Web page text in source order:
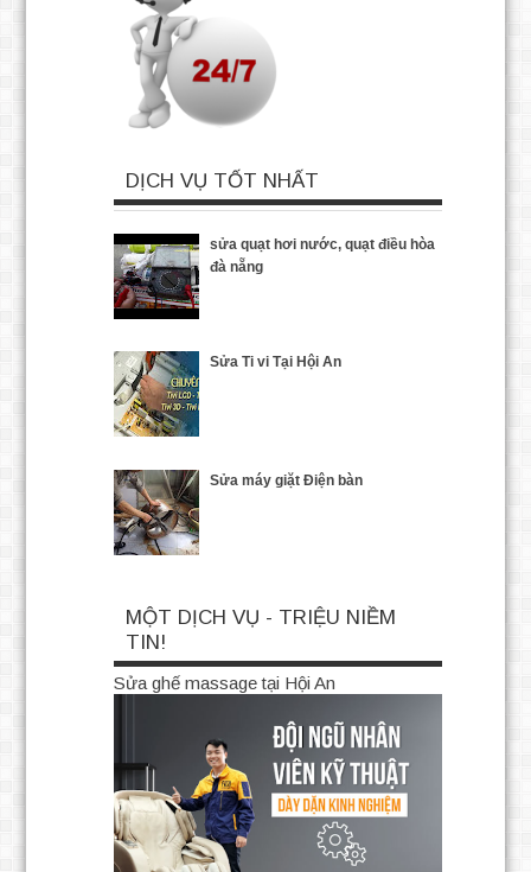
DỊCH VỤ TỐT NHẤT
sửa quạt hơi nước, quạt điều hòa
đà nẵng
Sửa Ti vi Tại Hội An
Sửa máy giặt Điện bàn
MỘT DỊCH VỤ - TRIỆU NIỀM
TIN!
Sửa ghế massage tại Hội An